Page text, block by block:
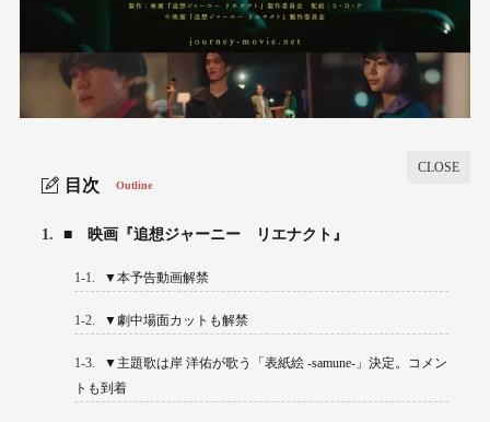
目次 Outline
1. ■ 映画『追想ジャーニー リエナクト』
1-1. ▼本予告動画解禁
1-2. ▼劇中場面カットも解禁
1-3.
▼主題歌は岸 洋佑が歌う「表紙絵 -samune-」決定。コメン
トも到着